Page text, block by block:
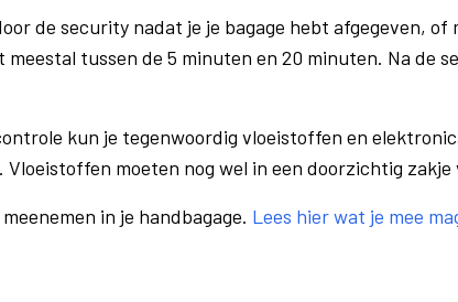
de security nadat je je bagage hebt afgegeven,
tussen de 5 minuten en 20 minuten. Na de
kun je tegenwoordig vloeistoffen en
Vloeistoffen moeten nog wel in een doorzichtig
in je handbagage. Lees hier wat je mee